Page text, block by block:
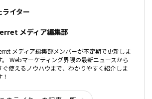
イター
メディア編集部
メディア編集部メンバーが不定期で更新しま
。 Webマーケティング界隈の最新ニュースから
ぐ使えるノウハウまで、わかりやすく紹介しま
！